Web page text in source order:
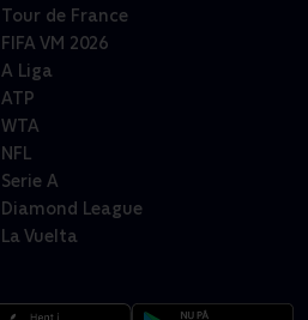
Tour de France
FIFA VM 2026
A Liga
ATP
WTA
NFL
Serie A
Diamond League
La Vuelta